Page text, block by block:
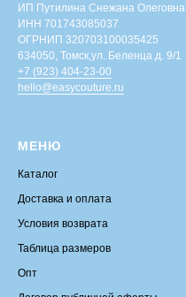
ИП Путилина Снежана Олеговна
ИНН 701743085037
ОГРНИП 320703100035425
634050, Томск,ул. Беленца д. 9/1
+7 (923) 404-23-00
hello@easycouture.ru
МЕНЮ
Каталог
Доставка и оплата
Условия возврата
Таблица размеров
Опт